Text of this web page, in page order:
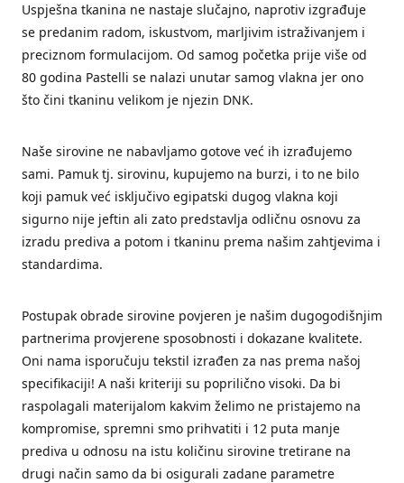
Uspješna tkanina ne nastaje slučajno, naprotiv izgrađuje
se predanim radom, iskustvom, marljivim istraživanjem i
preciznom formulacijom. Od samog početka prije više od
80 godina Pastelli se nalazi unutar samog vlakna jer ono
što čini tkaninu velikom je njezin DNK.
Naše sirovine ne nabavljamo gotove već ih izrađujemo
sami. Pamuk tj. sirovinu, kupujemo na burzi, i to ne bilo
koji pamuk već isključivo egipatski dugog vlakna koji
sigurno nije jeftin ali zato predstavlja odličnu osnovu za
izradu prediva a potom i tkaninu prema našim zahtjevima i
standardima.
Postupak obrade sirovine povjeren je našim dugogodišnjim
partnerima provjerene sposobnosti i dokazane kvalitete.
Oni nama isporučuju tekstil izrađen za nas prema našoj
specifikaciji! A naši kriteriji su poprilično visoki. Da bi
raspolagali materijalom kakvim želimo ne pristajemo na
kompromise, spremni smo prihvatiti i 12 puta manje
prediva u odnosu na istu količinu sirovine tretirane na
drugi način samo da bi osigurali zadane parametre